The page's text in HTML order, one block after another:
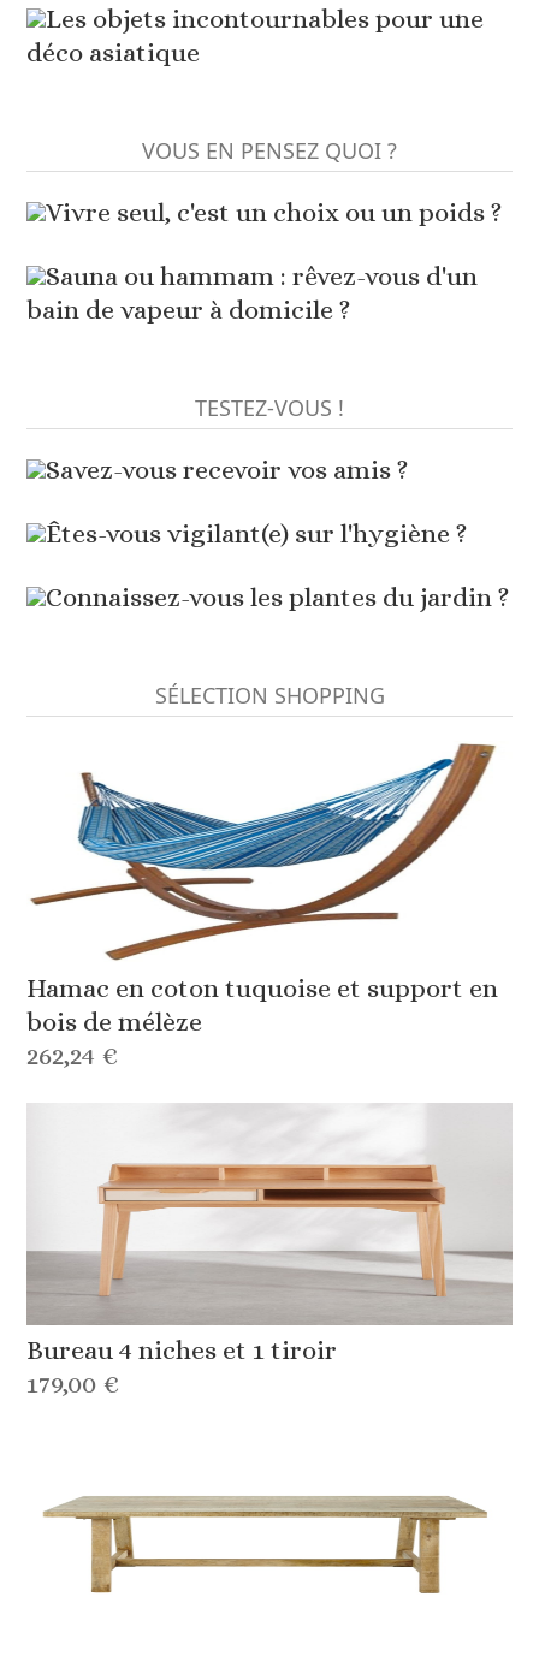
Les objets incontournables pour une
déco asiatique
VOUS EN PENSEZ QUOI ?
Vivre seul, c'est un choix ou un poids ?
Sauna ou hammam : rêvez-vous d'un
bain de vapeur à domicile ?
TESTEZ-VOUS !
Savez-vous recevoir vos amis ?
Êtes-vous vigilant(e) sur l'hygiène ?
Connaissez-vous les plantes du jardin ?
SÉLECTION SHOPPING
Hamac en coton tuquoise et support en
bois de mélèze
262,24 €
Bureau 4 niches et 1 tiroir
179,00 €